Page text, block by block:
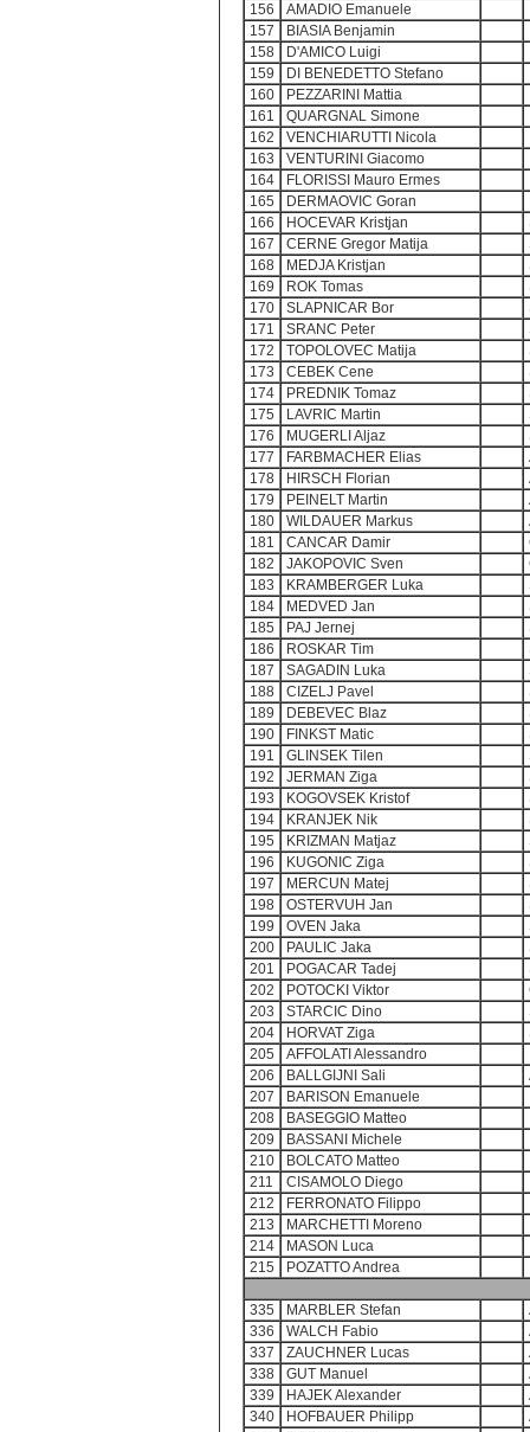
156
AMADIO Emanuele
157
BIASIA Benjamin
158
D'AMICO Luigi
159
DI BENEDETTO Stefano
160
PEZZARINI Mattia
161
QUARGNAL Simone
162
VENCHIARUTTI Nicola
163
VENTURINI Giacomo
164
FLORISSI Mauro Ermes
165
DERMAOVIC Goran
166
HOCEVAR Kristjan
167
CERNE Gregor Matija
168
MEDJA Kristjan
169
ROK Tomas
170
SLAPNICAR Bor
171
SRANC Peter
172
TOPOLOVEC Matija
173
CEBEK Cene
174
PREDNIK Tomaz
175
LAVRIC Martin
176
MUGERLI Aljaz
177
FARBMACHER Elias
178
HIRSCH Florian
179
PEINELT Martin
180
WILDAUER Markus
181
CANCAR Damir
182
JAKOPOVIC Sven
183
KRAMBERGER Luka
184
MEDVED Jan
185
PAJ Jernej
186
ROSKAR Tim
187
SAGADIN Luka
188
CIZELJ Pavel
189
DEBEVEC Blaz
190
FINKST Matic
191
GLINSEK Tilen
192
JERMAN Ziga
193
KOGOVSEK Kristof
194
KRANJEK Nik
195
KRIZMAN Matjaz
196
KUGONIC Ziga
197
MERCUN Matej
198
OSTERVUH Jan
199
OVEN Jaka
200
PAULIC Jaka
201
POGACAR Tadej
202
POTOCKI Viktor
203
STARCIC Dino
204
HORVAT Ziga
205
AFFOLATI Alessandro
206
BALLGIJNI Sali
207
BARISON Emanuele
208
BASEGGIO Matteo
209
BASSANI Michele
210
BOLCATO Matteo
211
CISAMOLO Diego
212
FERRONATO Filippo
213
MARCHETTI Moreno
214
MASON Luca
215
POZATTO Andrea
335 MARBLER Stefan
336
WALCH Fabio
337
ZAUCHNER Lucas
338
GUT Manuel
339
HAJEK Alexander
340
HOFBAUER Philipp